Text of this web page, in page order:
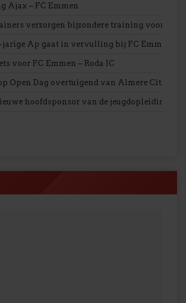
Ajax – FC Emmen
verzorgen bijzondere training voor VV
Ap gaat in vervulling bij FC Emmen
voor FC Emmen – Roda JC
Open Dag overtuigend van Almere City
hoofdsponsor van de jeugdopleiding